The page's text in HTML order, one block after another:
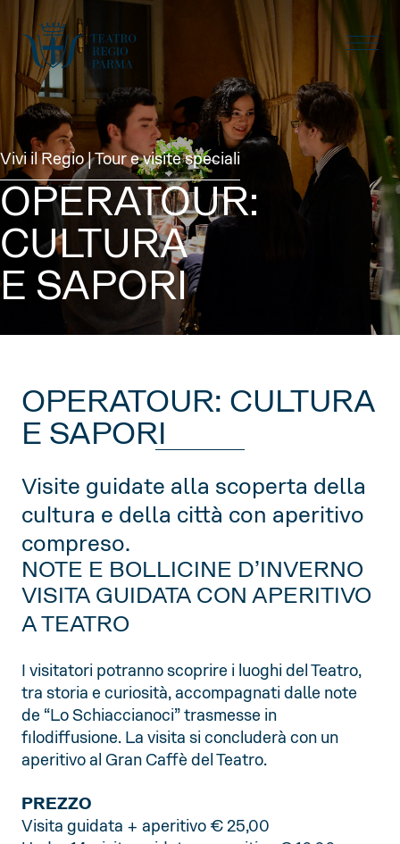
Vivi il Regio | Tour e visite speciali
OPERATOUR:
CULTURA
E SAPORI
OPERATOUR: CULTURA
E SAPORI
Visite guidate alla scoperta della
cultura e della città con aperitivo
compreso.
NOTE E BOLLICINE D’INVERNO
VISITA GUIDATA CON APERITIVO
A TEATRO
I visitatori potranno scoprire i luoghi del Teatro,
tra storia e curiosità, accompagnati dalle note
de “Lo Schiaccianoci” trasmesse in
filodiffusione. La visita si concluderà con un
aperitivo al Gran Caffè del Teatro.
PREZZO
Visita guidata + aperitivo € 25,00